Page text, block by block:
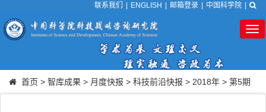
联系我们 ENGLISH 邮箱登录 中国科学院
首页 > 智库成果 > 月度快报 > 科技前沿快报 > 2018年 > 第5期